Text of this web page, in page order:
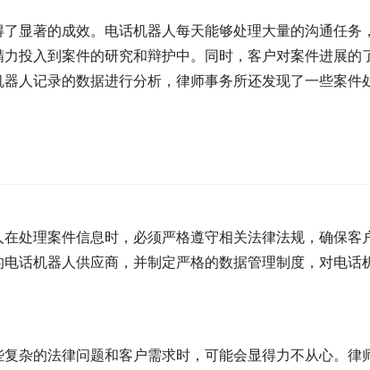
显著的成效。电话机器人每天能够处理大量的沟通任务，
投入到案件的研究和辩护中。同时，客户对案件进展的
人记录的数据进行分析，律师事务所还发现了一些案件
处理案件信息时，必须严格遵守相关法律法规，确保客
话机器人供应商，并制定严格的数据管理制度，对电话
杂的法律问题和客户需求时，可能会显得力不从心。律